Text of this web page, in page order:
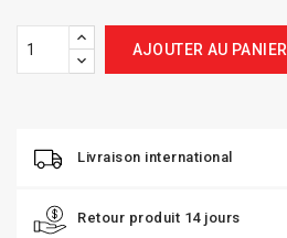
AJOUTER AU PANIER
Livraison international
Retour produit 14 jours